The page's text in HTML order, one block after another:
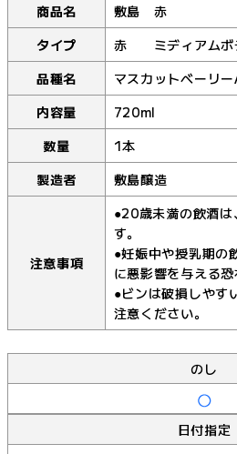
商品名
敷島 赤
タイプ
赤 ミディアムボ
品種名
マスカットベーリ
内容量
720ml
数量
1本
製造者
敷島醸造
注意事項
●20歳未満の飲酒
す。
●妊娠中や授乳期の
に悪影響を与える恐
●ビンは破損しやす
注意ください。
のし
日付指定